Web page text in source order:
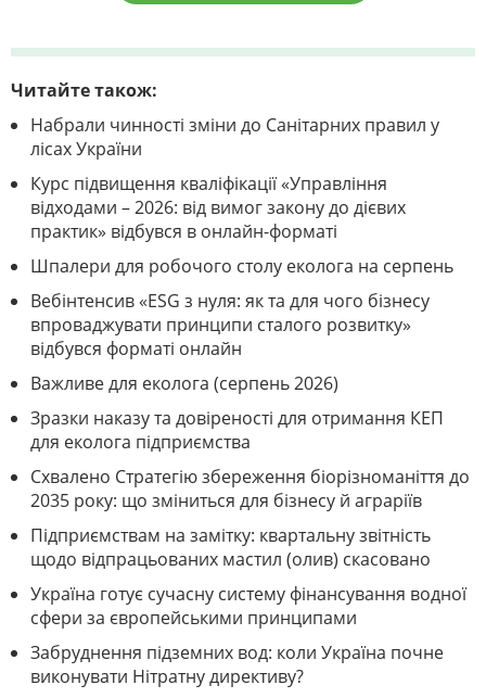
Читайте також:
Набрали чинності зміни до Санітарних правил у
лісах України
Курс підвищення кваліфікації «Управління
відходами – 2026: від вимог закону до дієвих
практик» відбувся в онлайн-форматі
Шпалери для робочого столу еколога на серпень
Вебінтенсив «ESG з нуля: як та для чого бізнесу
впроваджувати принципи сталого розвитку»
відбувся форматі онлайн
Важливе для еколога (серпень 2026)
Зразки наказу та довіреності для отримання КЕП
для еколога підприємства
Схвалено Стратегію збереження біорізноманіття до
2035 року: що зміниться для бізнесу й аграріїв
Підприємствам на замітку: квартальну звітність
щодо відпрацьованих мастил (олив) скасовано
Україна готує сучасну систему фінансування водної
сфери за європейськими принципами
Забруднення підземних вод: коли Україна почне
виконувати Нітратну директиву?